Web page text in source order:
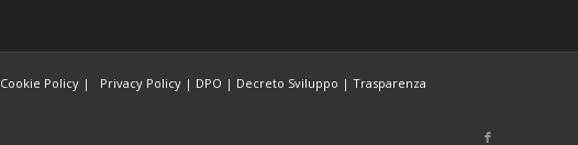
Cookie Policy | Privacy Policy | DPO | Decreto Sviluppo | Trasparenza